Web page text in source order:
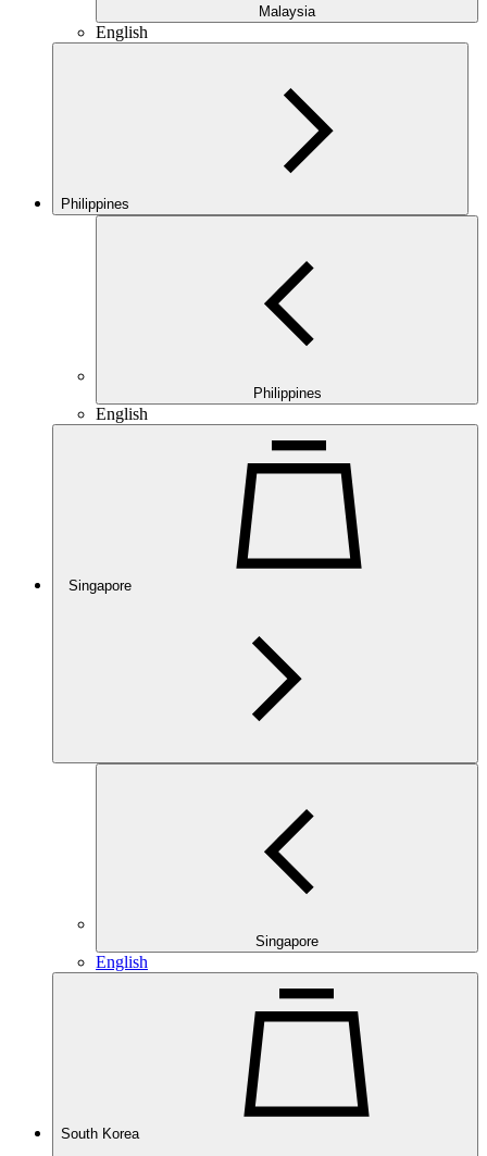
Malaysia
English
Philippines
Philippines
English
Singapore
Singapore
English
South Korea